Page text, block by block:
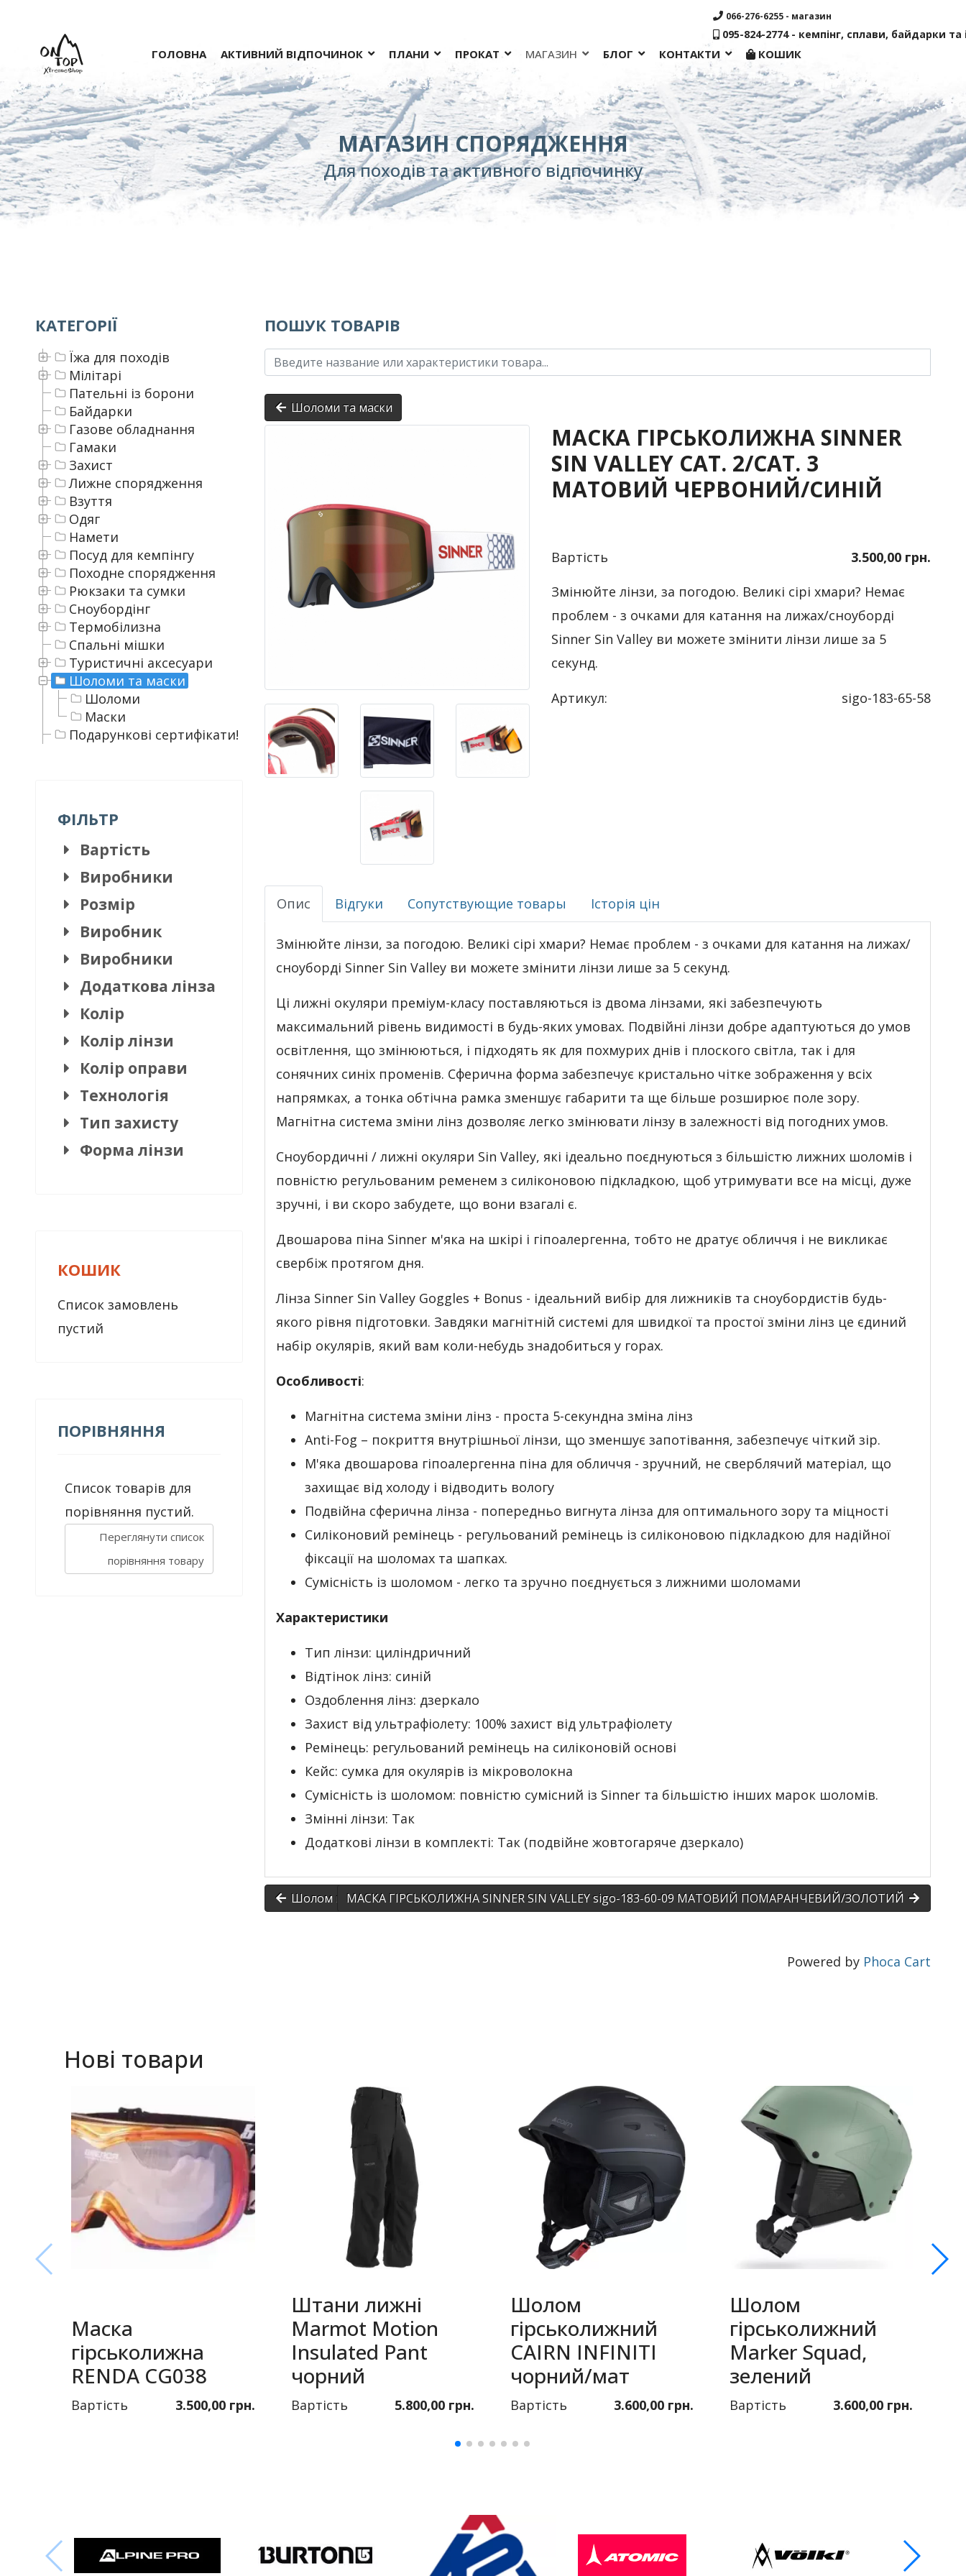
ГОЛОВНА АКТИВНИЙ ВІДПОЧИНОК ПЛАНИ ПРОКАТ МАГАЗИН БЛОГ КОНТАКТИ КОШИК
066-276-6255 - магазин
095-824-2774 - кемпінг, сплави, байдарки та
МАГАЗИН СПОРЯДЖЕННЯ
Для походів та активного відпочинку
КАТЕГОРІЇ
Подарункові сертифікати!
Шоломи та маски
Шоломи
Маски
Туристичні аксесуари
Спальні мішки
Термобілизна
Сноубордінг
Рюкзаки та сумки
Походне спорядження
Посуд для кемпінгу
Намети
Одяг
Взуття
Лижне спорядження
Захист
Гамаки
Газове обладнання
Байдарки
Пательні із борони
Мілітарі
Їжа для походів
ФІЛЬТР
Вартість
Виробники
Розмір
Виробник
Виробники
Додаткова лінза
Колір
Колір лінзи
Колір оправи
Технологія
Тип захисту
Форма лінзи
КОШИК
Список замовлень
пустий
ПОРІВНЯННЯ
Список товарів для
порівняння пустий.
Переглянути список
порівняння товару
ПОШУК ТОВАРІВ
Шоломи та маски
МАСКА ГІРСЬКОЛИЖНА SINNER
SIN VALLEY CAT. 2/CAT. 3
МАТОВИЙ ЧЕРВОНИЙ/СИНІЙ
Вартість
3.500,00 грн.
Змінюйте лінзи, за погодою. Великі сірі хмари? Немає
проблем - з очками для катання на лижах/сноуборді
Sinner Sin Valley ви можете змінити лінзи лише за 5
секунд.
Артикул: sigo-183-65-58
Опис Відгуки Сопутствующие товары Історія цін
Змінюйте лінзи, за погодою. Великі сірі хмари? Немає проблем - з очками для катання на лижах/
сноуборді Sinner Sin Valley ви можете змінити лінзи лише за 5 секунд.
Ці лижні окуляри преміум-класу поставляються із двома лінзами, які забезпечують
максимальний рівень видимості в будь-яких умовах. Подвійні лінзи добре адаптуються до умов
освітлення, що змінюються, і підходять як для похмурих днів і плоского світла, так і для
сонячних синіх променів. Сферична форма забезпечує кристально чітке зображення у всіх
напрямках, а тонка обтічна рамка зменшує габарити та ще більше розширює поле зору.
Магнітна система зміни лінз дозволяє легко змінювати лінзу в залежності від погодних умов.
Сноубордичні / лижні окуляри Sin Valley, які ідеально поєднуються з більшістю лижних шоломів і
повністю регульованим ременем з силіконовою підкладкою, щоб утримувати все на місці, дуже
зручні, і ви скоро забудете, що вони взагалі є.
Двошарова піна Sinner м'яка на шкірі і гіпоалергенна, тобто не дратує обличчя і не викликає
свербіж протягом дня.
Лінза Sinner Sin Valley Goggles + Bonus - ідеальний вибір для лижників та сноубордистів будь-
якого рівня підготовки. Завдяки магнітній системі для швидкої та простої зміни лінз це єдиний
набір окулярів, який вам коли-небудь знадобиться у горах.
Особливості:
Магнітна система зміни лінз - проста 5-секундна зміна лінз
Anti-Fog – покриття внутрішньої лінзи, що зменшує запотівання, забезпечує чіткий зір.
М'яка двошарова гіпоалергенна піна для обличчя - зручний, не сверблячий матеріал, що
захищає від холоду і відводить вологу
Подвійна сферична лінза - попередньо вигнута лінза для оптимального зору та міцності
Силіконовий ремінець - регульований ремінець із силіконовою підкладкою для надійної
фіксації на шоломах та шапках.
Сумісність із шоломом - легко та зручно поєднується з лижними шоломами
Характеристики
Тип лінзи: циліндричний
Відтінок лінз: синій
Оздоблення лінз: дзеркало
Захист від ультрафіолету: 100% захист від ультрафіолету
Ремінець: регульований ремінець на силіконовій основі
Кейс: сумка для окулярів із мікроволокна
Сумісність із шоломом: повністю сумісний із Sinner та більшістю інших марок шоломів.
Змінні лінзи: Так
Додаткові лінзи в комплекті: Так (подвійне жовтогаряче дзеркало)
Шолом гірськолижний Shred Mega Brain Bucket, фіолетовий, XL (61см)
МАСКА ГІРСЬКОЛИЖНА SINNER SIN VALLEY sigo-183-60-09 МАТОВИЙ ПОМАРАНЧЕВИЙ/ЗОЛОТИЙ
Powered by Phoca Cart
Нові товари
Маска
гірськолижна
RENDA CG038
Вартість 3.500,00 грн.
Штани лижні
Marmot Motion
Insulated Pant
чорний
Вартість 5.800,00 грн.
Шолом
гірськолижний
CAIRN INFINITI
чорний/мат
Вартість 3.600,00 грн.
Шолом
гірськолижний
Marker Squad,
зелений
Вартість 3.600,00 грн.